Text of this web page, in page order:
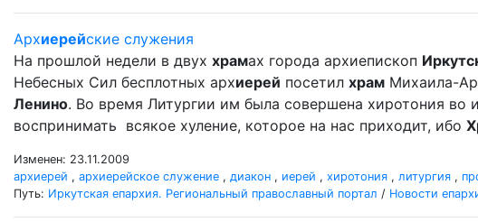
Архиерейские служения
На прошлой недели в двух храмах города архиепископ
Небесных Сил бесплотных архиерей посетил храм Михаила-
Ленино. Во время Литургии им была совершена хиротония во
воспринимать всякое хуление, которое на нас приходит, ибо
Изменен: 23.11.2009
архиерей , архиерейское служение , диакон , иерей , хиротония , литургия ,
Путь: Иркутская епархия. Региональный православный портал / Новости